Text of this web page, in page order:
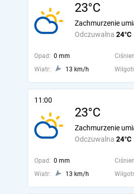
23°C
Odczuwalna 24°C
Zachmurzenie
Opad: 0 mm
Wiatr:
13 km/h
11:00
23°C
Odczuwalna 24°C
Zachmurzenie
Opad: 0 mm
Wiatr:
13 km/h